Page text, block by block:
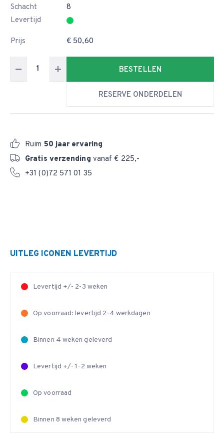
Schacht
8
Levertijd
Prijs € 50,60
BESTELLEN
RESERVE ONDERDELEN
Ruim 50 jaar ervaring
Gratis verzending vanaf € 225,-
+31 (0)72 571 01 35
UITLEG ICONEN LEVERTIJD
Levertijd +/- 2-3 weken
Op voorraad: levertijd 2-4 werkdagen
Binnen 4 weken geleverd
Levertijd +/- 1-2 weken
Op voorraad
Binnen 8 weken geleverd